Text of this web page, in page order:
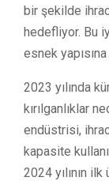
bir şekilde
hedefliyor. Bu
esnek
2023 yılında
kırılganlıklar
endüstrisi,
kapasite
2024 yılının